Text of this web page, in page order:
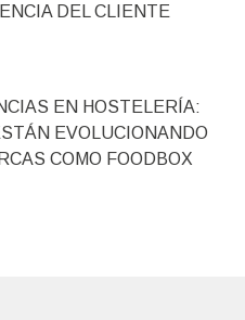
DEL CLIENTE
EN HOSTELERÍA:
EVOLUCIONANDO
COMO FOODBOX